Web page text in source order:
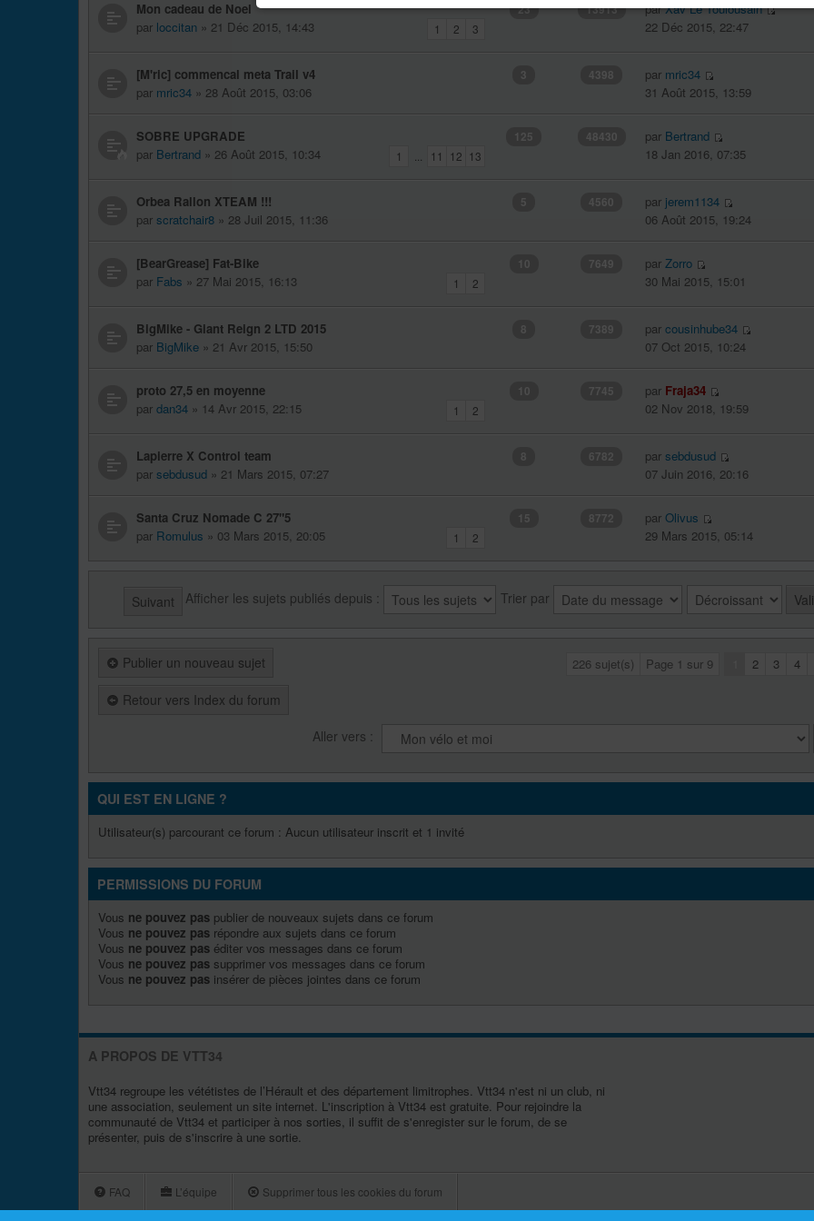
Mon cadeau de Noel
1 2 3
par loccitan » 21 Déc 2015, 14:43
23 13913 parXav Le Toulousain
22 Déc 2015, 22:47
[M'ric] commencal meta Trail v4
par mric34 » 28 Août 2015, 03:06
3 4398 par mric34
31 Août 2015, 13:59
SOBRE UPGRADE
1 11 12 13
par Bertrand » 26 Août 2015, 10:34
125 48430 par Bertrand
18 Jan 2016, 07:35
Orbea Rallon XTEAM !!!
par scratchair8 » 28 Juil 2015, 11:36
5 4560 par jerem1134
06 Août 2015, 19:24
[BearGrease] Fat-Bike
1 2
par Fabs » 27 Mai 2015, 16:13
10 7649 parZorro
30 Mai 2015, 15:01
BigMike - Giant Reign 2 LTD 2015
par BigMike » 21 Avr 2015, 15:50
8 7389 parcousinhube34
07 Oct 2015, 10:24
proto 27,5 en moyenne
1 2
par dan34 » 14 Avr 2015, 22:15
10 7745 par Fraja34
02 Nov 2018, 19:59
Lapierre X Control team
par sebdusud » 21 Mars 2015, 07:27
8 6782 parsebdusud
07 Juin 2016, 20:16
Santa Cruz Nomade C 27"5
1 2
par Romulus » 03 Mars 2015, 20:05
15 8772 parOlivus
29 Mars 2015, 05:14
Suivant Afficher les sujets publiés depuis : Trier par
Publier un nouveau sujet 226 sujet(s) Page 1 sur 9 2 3 4
Retour vers Index du forum
Aller vers :
QUI EST EN LIGNE ?
Utilisateur(s) parcourant ce forum : Aucun utilisateur inscrit et 1 invité
PERMISSIONS DU FORUM
Vous ne pouvez pas publier de nouveaux sujets dans ce forum
Vous ne pouvez pas répondre aux sujets dans ce forum
Vous ne pouvez pas éditer vos messages dans ce forum
Vous ne pouvez pas supprimer vos messages dans ce forum
Vous ne pouvez pas insérer de pièces jointes dans ce forum
A PROPOS DE VTT34
Vtt34 regroupe les vététistes de l’Hérault et des département limitrophes. Vtt34 n'est ni un club, ni
une association, seulement un site internet. L'inscription à Vtt34 est gratuite. Pour rejoindre la
communauté de Vtt34 et participer à nos sorties, il suffit de s'enregister sur le forum, de se
présenter, puis de s'inscrire à une sortie.
FAQ L’équipe Supprimer tous les cookies du forum